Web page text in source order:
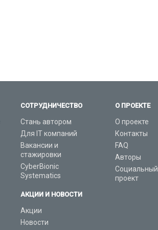
СОТРУДНИЧЕСТВО
Стань автором
Для IT компаний
Вакансии и
стажировки
CyberBionic
Systematics
АКЦИИ И НОВОСТИ
Акции
Новости
О ПРОЕКТЕ
О проекте
Контакты
FAQ
Авторы
Социальный
проект